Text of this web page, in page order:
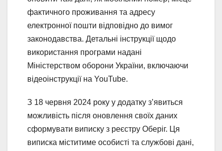
фактичного проживання та адресу
електронної пошти відповідно до вимог
законодавства. Детальні інструкції щодо
використання програми надані
Міністерством оборони України, включаючи
відеоінструкції на YouTube.
З 18 червня 2024 року у додатку з’явиться
можливість після оновлення своїх даних
сформувати виписку з реєстру Оберіг. Ця
виписка міститиме особисті та службові дані,